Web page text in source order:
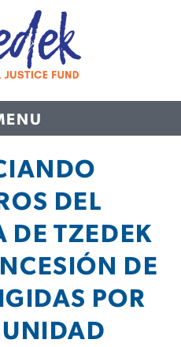
Fund
DEL
DE TZEDEK
DE
POR